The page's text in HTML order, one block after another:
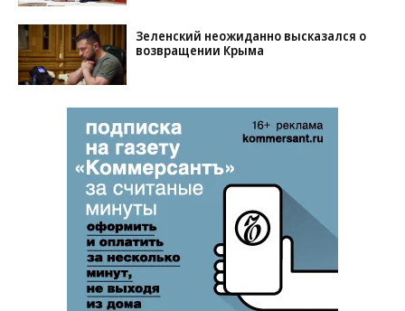
Зеленский неожиданно высказался о
возвращении Крыма